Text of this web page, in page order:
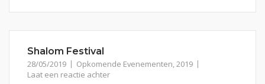
Shalom Festival
28/05/2019 Opkomende Evenementen,2019
Laat een reactie achter